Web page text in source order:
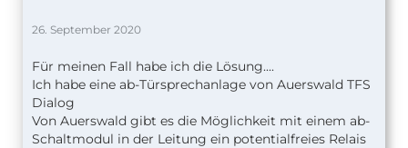
26. September 2020
Für meinen Fall habe ich die Lösung....
Ich habe eine ab-Türsprechanlage von Auerswald TFS
Dialog
Von Auerswald gibt es die Möglichkeit mit einem ab-
Schaltmodul in der Leitung ein potentialfreies Relais